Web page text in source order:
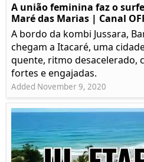
A união feminina faz o
Maré das Marias | Canal
A bordo da kombi Jussara,
chegam a Itacaré, uma
quente, ritmo desacelerado,
fortes e engajadas.
Added November 9, 2020